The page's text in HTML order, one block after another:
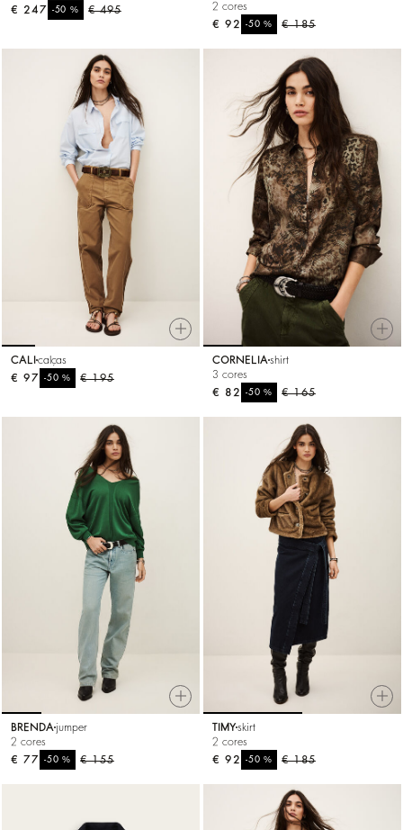
€ 495
-50%
€ 247
2 cores
€ 185
-50%
€ 92
CALI calças
€ 195
-50%
€ 97
CORNELIA shirt
3 cores
€ 165
-50%
€ 82
BRENDA jumper
2 cores
€ 155
-50%
€ 77
TIMYskirt
2 cores
€ 185
-50%
€ 92